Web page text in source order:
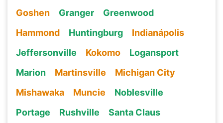
Goshen
Granger
Greenwood
Hammond
Huntingburg
Indianápolis
Jeffersonville
Kokomo
Logansport
Marion
Martinsville
Michigan City
Mishawaka
Muncie
Noblesville
Portage
Rushville
Santa Claus